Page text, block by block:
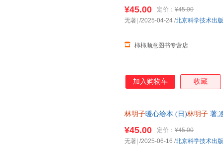
¥45.00 定价： ¥45.00
柿柿顺意图书专营店
无著| /2025-04-24 /北京科学技术出
加入购物车 收藏
林明子暖心绘本 (日)林明子 著;
¥45.00 定价： ¥45.00
无著| /2025-06-16 /北京科学技术出